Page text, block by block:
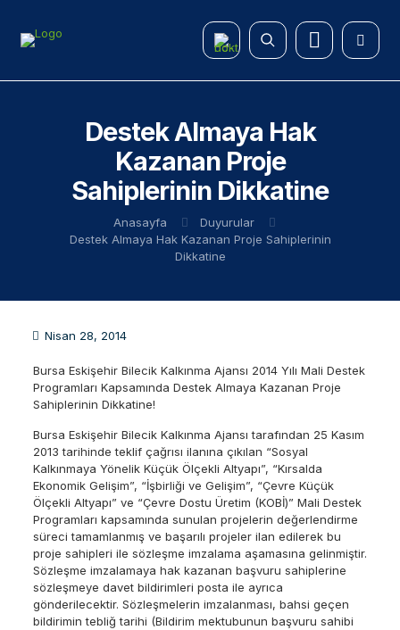
Destek Almaya Hak
Kazanan Proje
Sahiplerinin Dikkatine
Anasayfa
Duyurular
Destek Almaya Hak Kazanan Proje Sahiplerinin
Dikkatine
Nisan 28, 2014
Bursa Eskişehir Bilecik Kalkınma Ajansı 2014 Yılı Mali Destek
Programları Kapsamında Destek Almaya Kazanan Proje
Sahiplerinin Dikkatine!
Bursa Eskişehir Bilecik Kalkınma Ajansı tarafından 25 Kasım
2013 tarihinde teklif çağrısı ilanına çıkılan “Sosyal
Kalkınmaya Yönelik Küçük Ölçekli Altyapı”, “Kırsalda
Ekonomik Gelişim”, “İşbirliği ve Gelişim”, “Çevre Küçük
Ölçekli Altyapı” ve “Çevre Dostu Üretim (KOBİ)” Mali Destek
Programları kapsamında sunulan projelerin değerlendirme
süreci tamamlanmış ve başarılı projeler ilan edilerek bu
proje sahipleri ile sözleşme imzalama aşamasına gelinmiştir.
Sözleşme imzalamaya hak kazanan başvuru sahiplerine
sözleşmeye davet bildirimleri posta ile ayrıca
gönderilecektir. Sözleşmelerin imzalanması, bahsi geçen
bildirimin tebliğ tarihi (Bildirim mektubunun başvuru sahibi